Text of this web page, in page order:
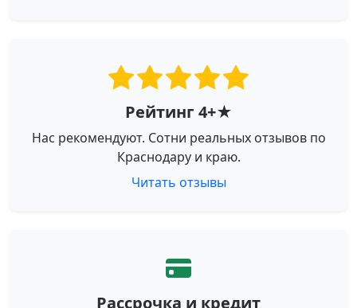
Рейтинг 4+★
Нас рекомендуют. Сотни реальных отзывов по
Краснодару и краю.
Читать отзывы
Рассрочка и кредит